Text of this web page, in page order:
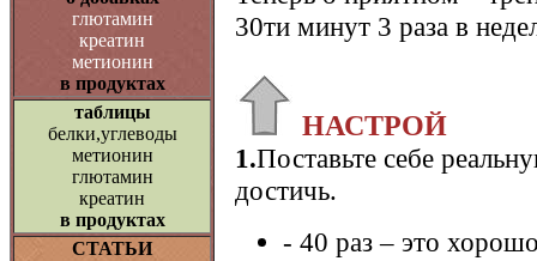
глютамин
креатин
метионин
в продуктах
таблицы
белки,углеводы
метионин
глютамин
креатин
в продуктах
СТАТЬИ
30ти минут 3 раза в
НАСТРОЙ
1.Поставьте себе
достичь.
- 40 раз – это